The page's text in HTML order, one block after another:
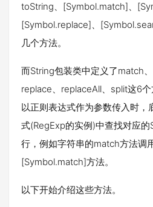
toString、[Symbol.match]、
[Symbol.replace]、
几个方法。
而String包装类中定义了match
replace、replaceAll、split这6
以正则表达式作为参数传入时，
式(RegExp的实例)中查找对应
行，例如字符串的match方法调
[Symbol.match]方法。
以下开始介绍这些方法。